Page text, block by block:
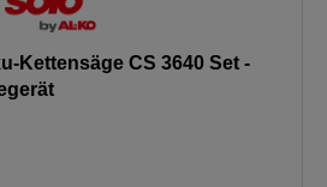
Kettensäge CS 3640 Set -